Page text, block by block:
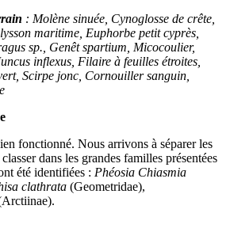
: Molène sinuée, Cynoglosse de crête,
maritime, Euphorbe petit cyprès,
sp., Genêt spartium, Micocoulier,
inflexus, Filaire à feuilles étroites,
Scirpe jonc, Cornouiller sanguin,
fonctionné. Nous arrivons à séparer les
dans les grandes familles présentées
été identifiées : Phéosia Chiasmia
clathrata (Geometridae),